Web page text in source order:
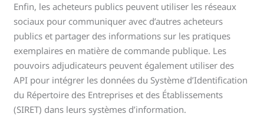
Enfin, les acheteurs publics peuvent utiliser les réseaux
sociaux pour communiquer avec d’autres acheteurs
publics et partager des informations sur les pratiques
exemplaires en matière de commande publique. Les
pouvoirs adjudicateurs peuvent également utiliser des
API pour intégrer les données du Système d’Identification
du Répertoire des Entreprises et des Établissements
(SIRET) dans leurs systèmes d’information.